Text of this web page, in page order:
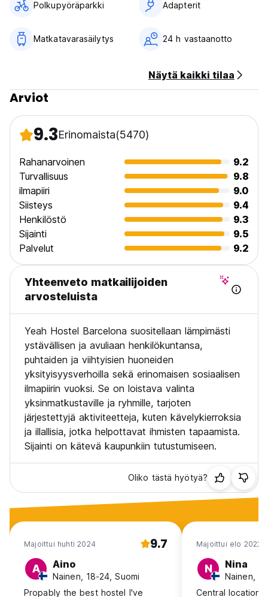
Polkupyöräparkki Adapterit
Matkatavarasäilytys 24 h vastaanotto
Näytä kaikki tilaa
Arviot
9.3Erinomaista(5470)
Rahanarvoinen
9.2
Turvallisuus
9.8
ilmapiiri
9.0
Siisteys
9.4
Henkilöstö
9.3
Sijainti
9.5
Palvelut
9.2
Yhteenveto matkailijoiden
arvosteluista
Yeah Hostel Barcelona suositellaan lämpimästi
ystävällisen ja avuliaan henkilökuntansa,
puhtaiden ja viihtyisien huoneiden
yksityisyysverhoilla sekä erinomaisen sosiaalisen
ilmapiirin vuoksi. Se on loistava valinta
yksinmatkustaville ja ryhmille, tarjoten
järjestettyjä aktiviteetteja, kuten kävelykierroksia
ja illallisia, jotka helpottavat ihmisten tapaamista.
Sijainti on kätevä kaupunkiin tutustumiseen.
Oliko tästä hyötyä?
Majoittui huhti 2024 9.7
A Aino
Nainen, 18-24, Suomi
Propably the best hostel I've
Majoittui elo 2022
N Nina
Nainen,
Central location,